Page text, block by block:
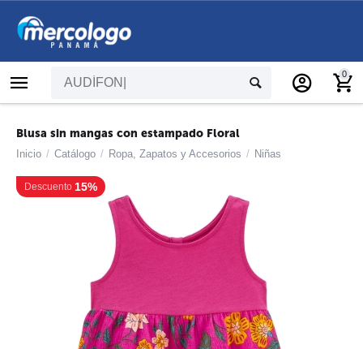
0
Blusa sin mangas con estampado Floral
Inicio / Catálogo / Ropa, Zapatos y Accesorios / Niñas
Descuento 15%